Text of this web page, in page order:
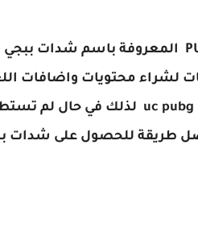
لشراء محتويات واضافات
uc لذلك في حال لم
طريقة للحصول على شدات